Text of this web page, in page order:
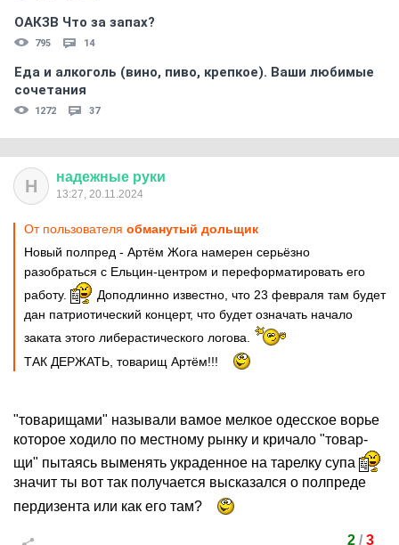
ОАКЗВ Что за запах?
795 14
Еда и алкоголь (вино, пиво, крепкое). Ваши любимые
сочетания
1272 37
Н надежные руки
13:27, 20.11.2024
От пользователя обманутый дольщик
Новый полпред - Артём Жога намерен серьёзно
разобраться с Ельцин-центром и переформатировать его
работу.
Доподлинно известно, что 23 февраля там будет
дан патриотический концерт, что будет означать начало
заката этого либерастического логова.
ТАК ДЕРЖАТЬ, товарищ Артём!!!
"товарищами" называли вамое мелкое одесское ворье
которое ходило по местному рынку и кричало "товар-
щи" пытаясь выменять украденное на тарелку супа
значит ты вот так получается высказался о полпреде
пердизента или как его там?
2/ 3